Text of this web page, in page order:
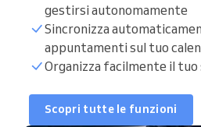
gestirsi autonomamente
Sincronizza
appuntamenti sul tuo
Organizza facilmente il
Scopri tutte le funzioni